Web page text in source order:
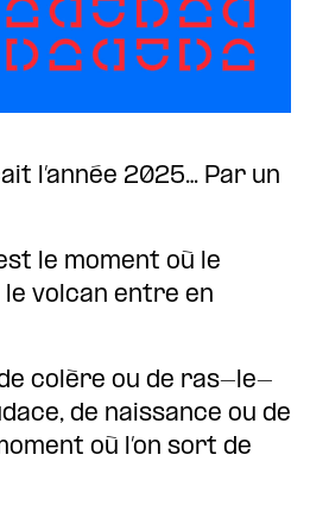
l’année 2025… Par un
le moment où le
volcan entre en
de colère ou de ras-le-
de naissance ou de
où l’on sort de